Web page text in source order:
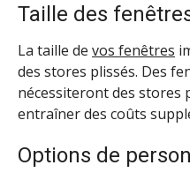
Taille des
La taille de vos fenêtres
des stores plissés. Des
nécessiteront des stores
entraîner des coûts
Options de